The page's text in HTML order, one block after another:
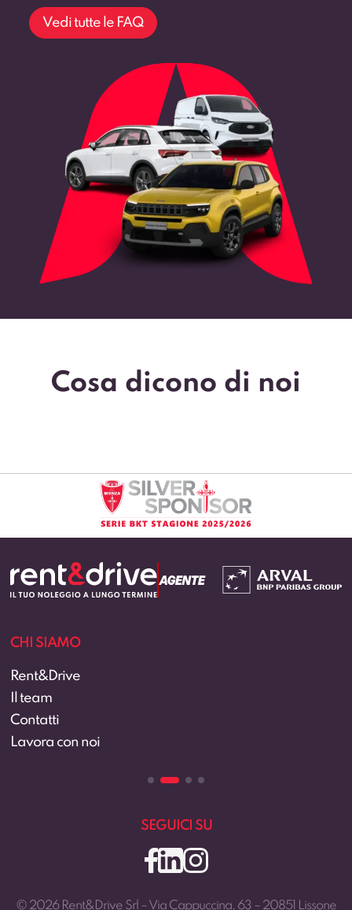
Vedi tutte le FAQ
Cosa dicono di noi
CHI SIAMO
Rent&Drive
Il team
Contatti
Lavora con noi
SEGUICI SU
© 2026 Rent&Drive Srl – Via Cappuccina, 63 – 20851 Lissone